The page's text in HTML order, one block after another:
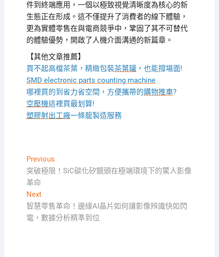
件到終端應用，一個以極致視覺清晰度為核心的新
生態正在形成。這不僅提升了消費者的線下體驗，
更為實體零售在與電商競爭中，鞏固了其不可替代
的體驗優勢，開啟了人機介面溝通的新篇章。
【其他文章推薦】
買不起高檔茶葉，精緻包裝茶葉罐，也能撐場面!
SMD electronic parts counting machine
哪裡買的到省力省空間，方便攜帶的購物推車?
空壓機這裡買最划算!
塑膠射出工廠一條龍製造服務
文
章
導
覽
PreviousPrevious
post:
突破極限！SiC碳化矽鏡頭在極端環境下的驚人影像
革命
NextNext
post:
智慧零售革命！邊緣AI晶片如何讓影像辨識快如閃
電，數據分析精準到位